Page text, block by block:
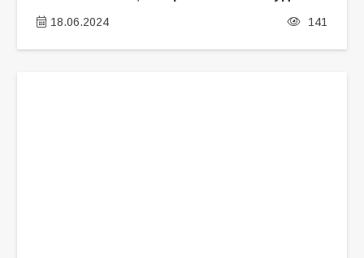
18.06.2024 141